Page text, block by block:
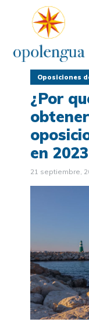
Oposiciones
¿Por
en
21 septiembre,